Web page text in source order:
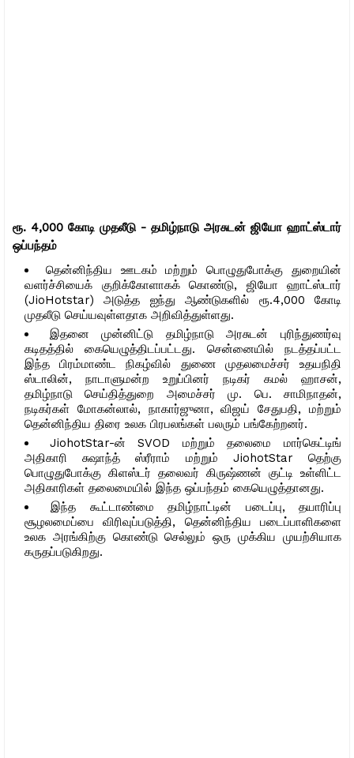
ரூ. 4,000 கோடி முதலீடு - தமிழ்நாடு அரசுடன் ஜியோ ஹாட்ஸ்டார்
ஒப்பந்தம்
தென்னிந்திய ஊடகம் மற்றும் பொழுதுபோக்கு துறையின்
வளர்ச்சியைக் குறிக்கோளாகக் கொண்டு, ஜியோ ஹாட்ஸ்டார்
(JioHotstar) அடுத்த ஐந்து ஆண்டுகளில் ரூ.4,000 கோடி
முதலீடு செய்யவுள்ளதாக அறிவித்துள்ளது.
இதனை முன்னிட்டு தமிழ்நாடு அரசுடன் புரிந்துணர்வு
கடிதத்தில் கையெழுத்திடப்பட்டது. சென்னையில் நடத்தப்பட்ட
இந்த பிரம்மாண்ட நிகழ்வில் துணை முதலமைச்சர் உதயநிதி
ஸ்டாலின், நாடாளுமன்ற உறுப்பினர் நடிகர் கமல் ஹாசன்,
தமிழ்நாடு செய்தித்துறை அமைச்சர் மு. பெ. சாமிநாதன்,
நடிகர்கள் மோகன்லால், நாகார்ஜுனா, விஜய் சேதுபதி, மற்றும்
தென்னிந்திய திரை உலக பிரபலங்கள் பலரும் பங்கேற்றனர்.
JiohotStar-ன் SVOD மற்றும் தலைமை மார்கெட்டிங்
அதிகாரி சுஷாந்த் ஸ்ரீராம் மற்றும் JiohotStar தெற்கு
பொழுதுபோக்கு கிளஸ்டர் தலைவர் கிருஷ்ணன் குட்டி உள்ளிட்ட
அதிகாரிகள் தலைமையில் இந்த ஒப்பந்தம் கையெழுத்தானது.
இந்த கூட்டாண்மை தமிழ்நாட்டின் படைப்பு, தயாரிப்பு
சூழலமைப்பை விரிவுப்படுத்தி, தென்னிந்திய படைப்பாளிகளை
உலக அரங்கிற்கு கொண்டு செல்லும் ஒரு முக்கிய முயற்சியாக
கருதப்படுகிறது.